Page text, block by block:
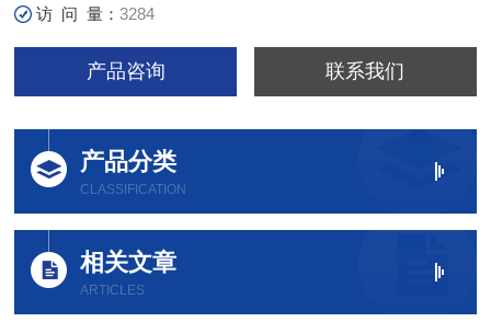
访 问 量：3284
产品咨询 联系我们
产品分类
CLASSIFICATION
相关文章
ARTICLES